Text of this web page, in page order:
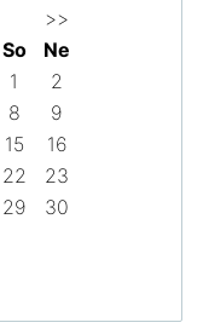
>>
So
Ne
1
2
8
9
15
16
22
23
29
30